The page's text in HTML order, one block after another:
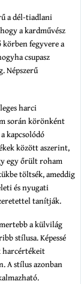
a dél-tiadlani
a kardművész
fegyvere a
csupasz
Népszerű
harci
során körönként
kapcsolódó
között aszerint,
egy őrült roham
töltsék, ameddig
és nyugati
tanítják.
a külvilág
stílusa. Képessé
harcértékeit
A stílus azonban